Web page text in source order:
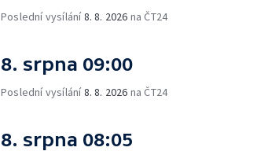
Poslední vysílání8. 8. 2026 na ČT24
8. srpna 09:00
Poslední vysílání8. 8. 2026 na ČT24
8. srpna 08:05